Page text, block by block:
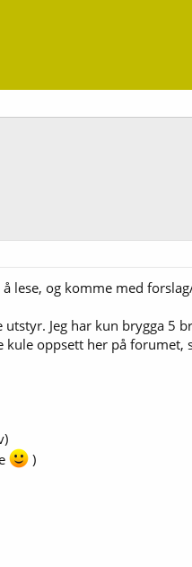
lese, og komme med
Jeg har kun brygga 5
oppsett her på
)